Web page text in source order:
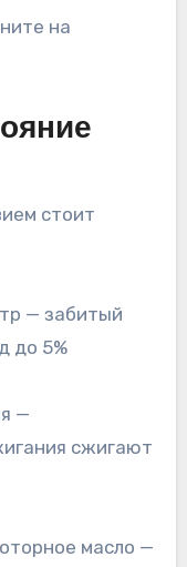
стоит
до 5%
сжигают